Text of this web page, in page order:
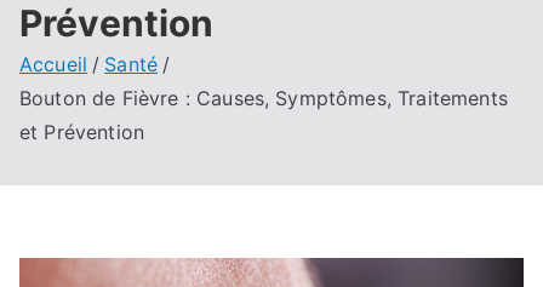
Prévention
Accueil
Santé
Bouton de Fièvre : Causes, Symptômes, Traitements
et Prévention